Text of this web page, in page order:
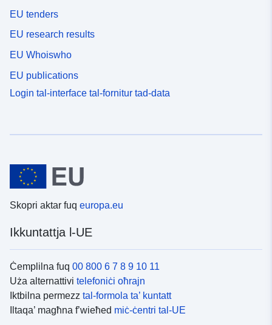
EU tenders
EU research results
EU Whoiswho
EU publications
Login tal-interface tal-fornitur tad-data
Skopri aktar fuq europa.eu
Ikkuntattja l-UE
Ċemplilna fuq 00 800 6 7 8 9 10 11
Uża alternattivi telefoniċi oħrajn
Iktbilna permezz tal-formola ta’ kuntatt
Iltaqa’ magħna f’wieħed miċ-ċentri tal-UE